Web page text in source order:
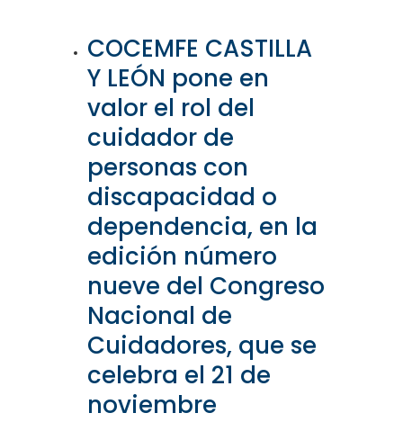
COCEMFE CASTILLA
Y LEÓN pone en
valor el rol del
cuidador de
personas con
discapacidad o
dependencia, en la
edición número
nueve del Congreso
Nacional de
Cuidadores, que se
celebra el 21 de
noviembre